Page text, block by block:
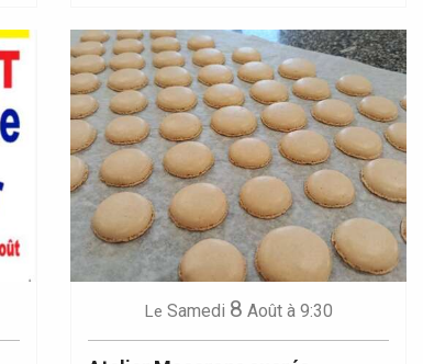
Le Samedi 8 Août à 9:30